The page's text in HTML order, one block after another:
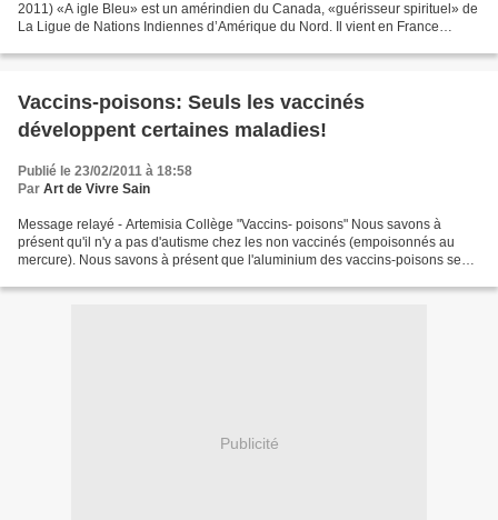
2011) «A igle Bleu» est un amérindien du Canada, «guérisseur spirituel» de
La Ligue de Nations Indiennes d’Amérique du Nord. Il vient en France
Vaccins-poisons: Seuls les vaccinés
développent certaines maladies!
Publié le 23/02/2011 à 18:58
Par Art de Vivre Sain
Message relayé - Artemisia Collège "Vaccins- poisons" Nous savons à
présent qu'il n'y a pas d'autisme chez les non vaccinés (empoisonnés au
mercure). Nous savons à présent que l'aluminium des vaccins-poisons se
Publicité